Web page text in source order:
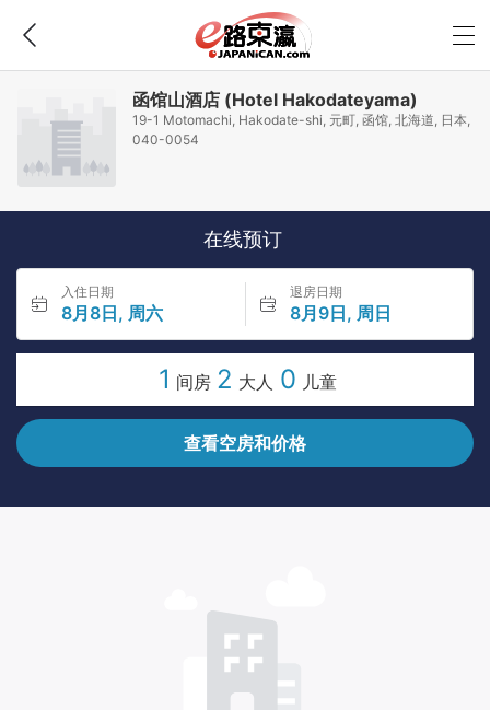
函馆山酒店 (Hotel Hakodateyama)
19-1 Motomachi, Hakodate-shi, 元町, 函馆, 北海道, 日本,
040-0054
在线预订
入住日期
8月8日, 周六
退房日期
8月9日, 周日
1 间房 2 大人 0 儿童
查看空房和价格